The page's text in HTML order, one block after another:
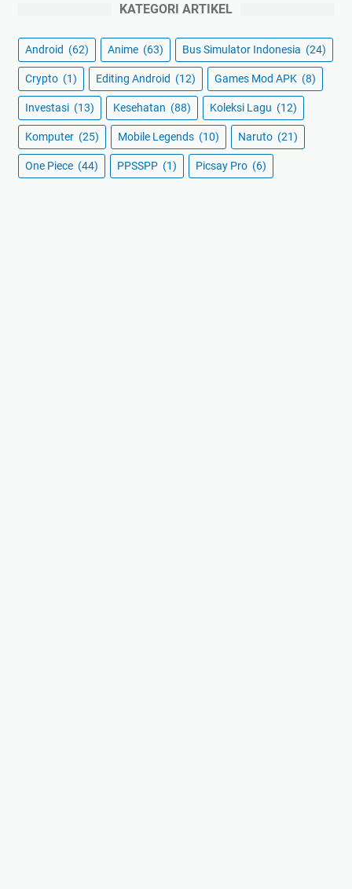
KATEGORI ARTIKEL
Android (62) Anime (63) Bus Simulator Indonesia (24)
Crypto (1) Editing Android (12) Games Mod APK (8)
Investasi (13) Kesehatan (88) Koleksi Lagu (12)
Komputer (25) Mobile Legends (10) Naruto (21)
One Piece (44) PPSSPP (1) Picsay Pro (6)